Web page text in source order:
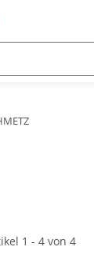
1 - 4 von 4